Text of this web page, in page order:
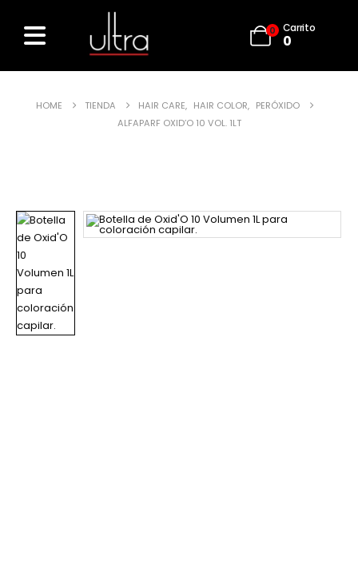
0 Carrito
0
HOME TIENDA HAIR CARE, HAIR COLOR, PERÓXIDO
ALFAPARF OXID’O 10 VOL. 1LT